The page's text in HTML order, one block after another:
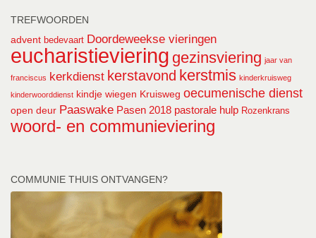
TREFWOORDEN
advent bedevaart Doordeweekse vieringen
eucharistieviering gezinsviering jaar van
franciscus kerkdienst kerstavond kerstmis kinderkruisweg
kinderwoorddienst kindje wiegen Kruisweg oecumenische dienst
open deur Paaswake Pasen 2018 pastorale hulp Rozenkrans
woord- en communieviering
COMMUNIE THUIS ONTVANGEN?